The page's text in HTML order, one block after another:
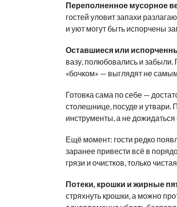
Переполненное мусорное
гостей уловит запахи
и уют могут быть испорчены
Оставшиеся или
вазу, полюбовались и забыли.
«бочком» — выглядят не
Готовка сама по себе —
столешнице, посуде и
инструменты, а не
Ещё момент: гости редко
заранее привести всё в
грязи и очистков, только
Потеки, крошки и жирные
стряхнуть крошки, а можно